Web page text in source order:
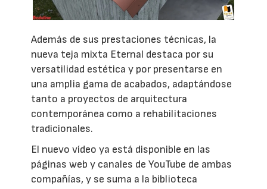
Además de sus prestaciones técnicas, la
nueva teja mixta Eternal destaca por su
versatilidad estética y por presentarse en
una amplia gama de acabados, adaptándose
tanto a proyectos de arquitectura
contemporánea como a rehabilitaciones
tradicionales.
El nuevo vídeo ya está disponible en las
páginas web y canales de YouTube de ambas
compañías, y se suma a la biblioteca